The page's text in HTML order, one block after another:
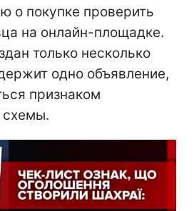
о покупке проверить
на онлайн-площадке.
только несколько
одно объявление,
признаком